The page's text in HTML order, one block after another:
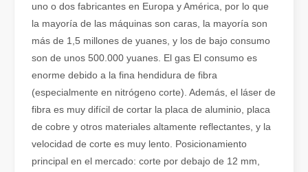
La soldadura láser ha revolucionado la fabricación moderna
uno o dos fabricantes en Europa y América, por lo que
la mayoría de las máquinas son caras, la mayoría son
más de 1,5 millones de yuanes, y los de bajo consumo
son de unos 500.000 yuanes. El gas El consumo es
enorme debido a la fina hendidura de fibra
(especialmente en nitrógeno corte). Además, el láser de
fibra es muy difícil de cortar la placa de aluminio, placa
de cobre y otros materiales altamente reflectantes, y la
velocidad de corte es muy lento. Posicionamiento
principal en el mercado: corte por debajo de 12 mm,